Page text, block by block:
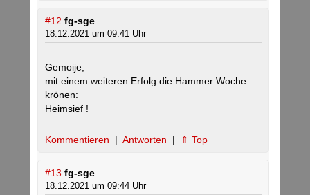
#12 fg-sge
18.12.2021 um 09:41 Uhr
Gemoije,
mit einem weiteren Erfolg die Hammer Woche
krönen:
Heimsief !
Kommentieren | Antworten | ⇑ Top
#13 fg-sge
18.12.2021 um 09:44 Uhr